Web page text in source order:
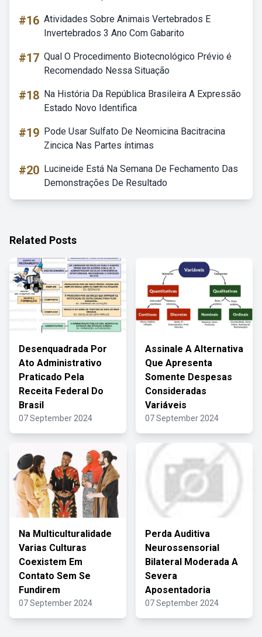
#16 Atividades Sobre Animais Vertebrados E
Invertebrados 3 Ano Com Gabarito
#17 Qual O Procedimento Biotecnológico Prévio é
Recomendado Nessa Situação
#18 Na História Da República Brasileira A Expressão
Estado Novo Identifica
#19 Pode Usar Sulfato De Neomicina Bacitracina
Zincica Nas Partes íntimas
#20 Lucineide Está Na Semana De Fechamento Das
Demonstrações De Resultado
Related Posts
Desenquadrada Por
Ato Administrativo
Praticado Pela
Receita Federal Do
Brasil
07 September 2024
Assinale A Alternativa
Que Apresenta
Somente Despesas
Consideradas
Variáveis
07 September 2024
Na Multiculturalidade
Varias Culturas
Coexistem Em
Contato Sem Se
Fundirem
07 September 2024
Perda Auditiva
Neurossensorial
Bilateral Moderada A
Severa
Aposentadoria
07 September 2024